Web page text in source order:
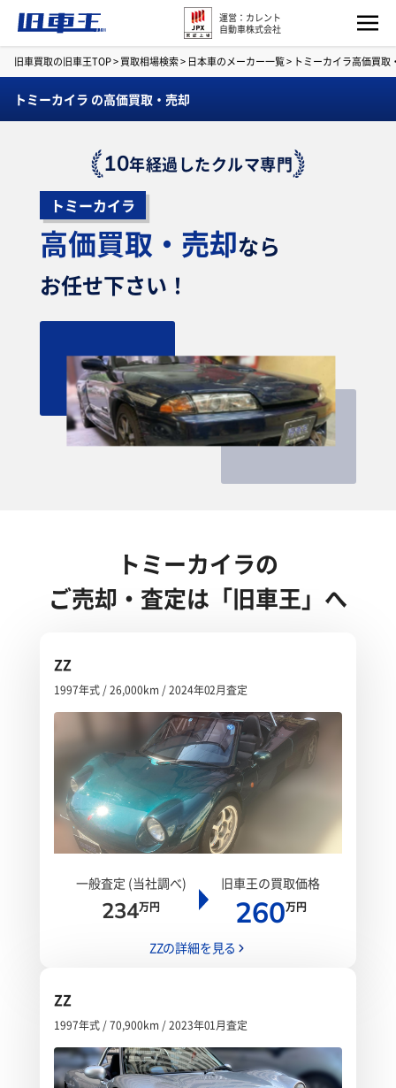
運営：カレント
自動車株式会社
旧車買取の旧車王TOP>買取相場検索> 日本車のメーカー一覧> トミーカイラ高価買取
トミーカイラ の高価買取・売却
10年経過したクルマ専門
トミーカイラ
高価買取・売却なら
お任せ下さい！
トミーカイラの
ご売却・査定は「旧車王」へ
ZZ
1997年式 / 26,000km / 2024年02月査定
一般査定 (当社調べ)
234万円
旧車王の買取価格
260万円
ZZの詳細を見る
ZZ
1997年式 / 70,900km / 2023年01月査定